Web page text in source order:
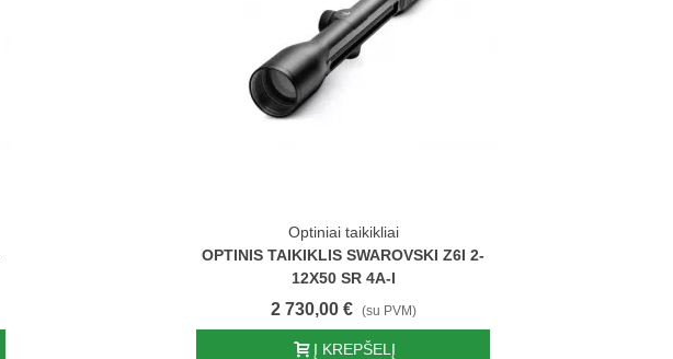
Optiniai taikikliai
OPTINIS TAIKIKLIS SWAROVSKI Z6I 2-
12X50 SR 4A-I
2 730,00 € (su PVM)
Į KREPŠELĮ